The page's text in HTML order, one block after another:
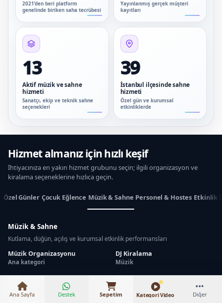
2021’den beri platform
genelinde biriken saha tecrübesi
Yayınlanmış gerçek müşteri
kayıtları
13
Aktif müzik ve sahne
hizmeti
Sanatçı, ekip ve teknik sahne
seçenekleri
39
İstanbul ilçesinde sahne
hizmeti
Özel gün ve kurumsal
etkinliklerde
Hizmet almanız için hızlı keşif
İhtiyacınıza en yakın hizmet grubunu seçin; ilgili organizasyon ve
kiralama seçeneklerine hızlıca geçin.
Özel Günler Çocuk Eğlence Müzik & Sahne Personel & Hostes Etkinlik
Müzik & Sahne
Kutlama, düğün, açılış ve kurumsal etkinlik performansları
Müzik Organizasyonu
Ana kategori
DJ Kiralama
Müzik
Fasıl Ekibi Kiralama
Canlı müzik
Bando Takımı Kiralama
Karşılama
₺22.000 – ₺170.000
Ana Sayfa Destek Sepetim Kategori Video Diğer